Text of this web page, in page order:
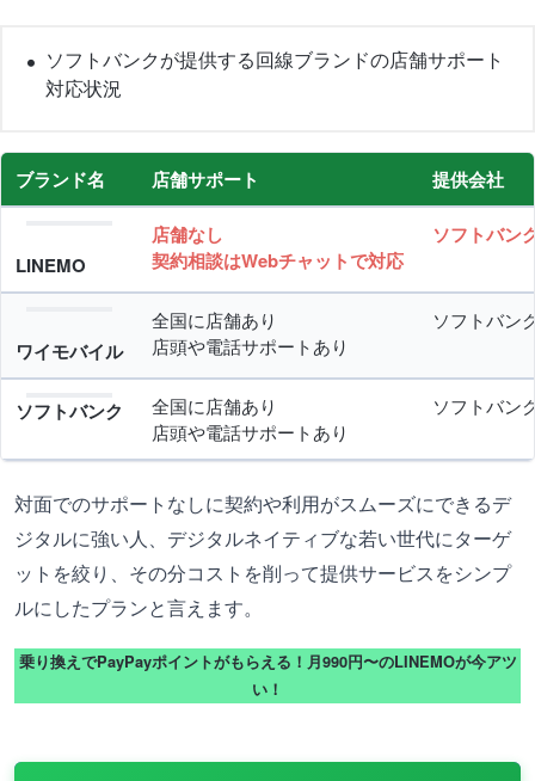
ソフトバンクが提供する回線ブランドの店舗サポート
対応状況
ブランド名 店舗サポート 提供会社
LINEMO
店舗なし
契約相談はWebチャットで対応
ソフトバン
ワイモバイル
全国に店舗あり
店頭や電話サポートあり
ソフトバン
ソフトバンク
全国に店舗あり
店頭や電話サポートあり
ソフトバン
対面でのサポートなしに契約や利用がスムーズにできるデ
ジタルに強い人、デジタルネイティブな若い世代にターゲ
ットを絞り、その分コストを削って提供サービスをシンプ
ルにしたプランと言えます。
乗り換えでPayPayポイントがもらえる！月990円〜のLINEMOが今アツ
い！